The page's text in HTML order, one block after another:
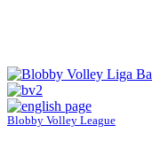
Blobby Volley League